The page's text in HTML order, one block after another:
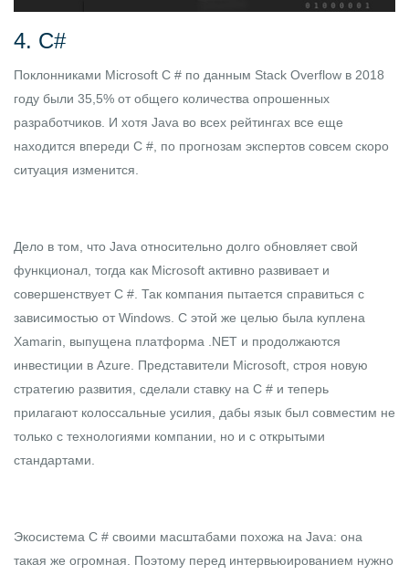
4. C#
Поклонниками Microsoft C # по данным Stack Overflow в 2018
году были 35,5% от общего количества опрошенных
разработчиков. И хотя Java во всех рейтингах все еще
находится впереди C #, по прогнозам экспертов совсем скоро
ситуация изменится.
Дело в том, что Java относительно долго обновляет свой
функционал, тогда как Microsoft активно развивает и
совершенствует C #. Так компания пытается справиться с
зависимостью от Windows. С этой же целью была куплена
Xamarin, выпущена платформа .NET и продолжаются
инвестиции в Azure. Представители Microsoft, строя новую
стратегию развития, сделали ставку на C # и теперь
прилагают колоссальные усилия, дабы язык был совместим не
только с технологиями компании, но и с открытыми
стандартами.
Экосистема C # своими масштабами похожа на Java: она
такая же огромная. Поэтому перед интервьюированием нужно